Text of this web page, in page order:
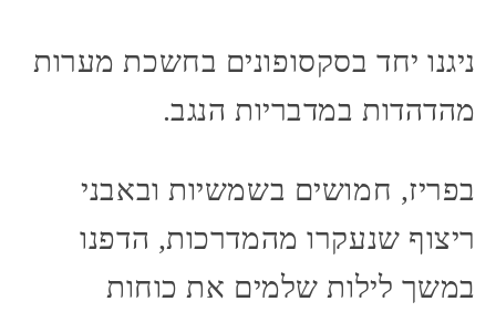
ניגנו יחד בסקסופונים בחשכת מערות
מהדהדות במדבריות הנגב.
בפריז, חמושים בשמשיות ובאבני
ריצוף שנעקרו מהמדרכות, הדפנו
במשך לילות שלמים את כוחות